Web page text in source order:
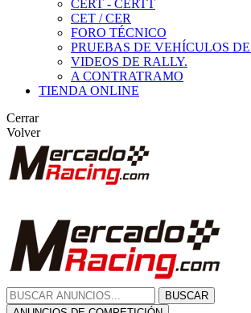
CERT - CERTT
CET / CER
FORO TÉCNICO
PRUEBAS DE VEHÍCULOS
VIDEOS DE RALLY.
A CONTRATRAMO
TIENDA ONLINE
Cerrar
Volver
BUSCAR
ANUNCIOS DE COMPETICIÓN